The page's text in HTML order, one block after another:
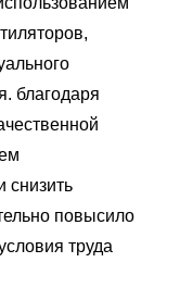
благодаря
снизить
повысило
труда